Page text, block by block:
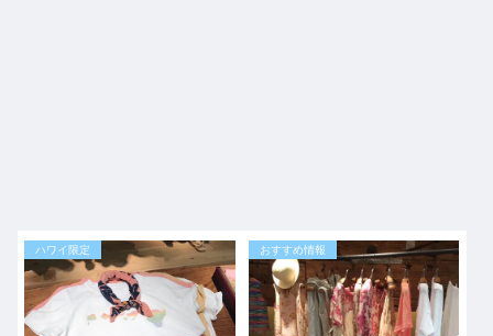
ハワイ限定 おすすめ情報